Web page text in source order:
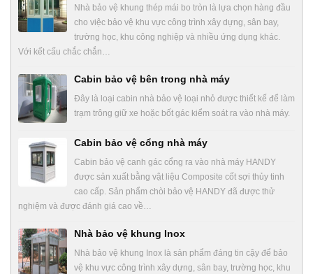
Nhà bảo vệ khung thép mái bo tròn là lựa chọn hàng đầu
cho việc bảo vệ khu vực công trình xây dựng, sân bay,
trường học, khu công nghiệp và nhiều ứng dụng khác.
Với kết cấu chắc chắn…
Cabin bảo vệ bên trong nhà máy
Đây là loại cabin nhà bảo vệ loại nhỏ được thiết kế để làm
trạm trông giữ xe hoặc bốt gác kiểm soát ra vào nhà máy.
Cabin bảo vệ cổng nhà máy
Cabin bảo vệ canh gác cổng ra vào nhà máy HANDY
được sản xuất bằng vật liệu Composite cốt sợi thủy tinh
cao cấp. Sản phẩm chòi bảo vệ HANDY đã được thử
nghiệm và được đánh giá cao về…
Nhà bảo vệ khung Inox
Nhà bảo vệ khung Inox là sản phẩm đáng tin cậy để bảo
vệ khu vực công trình xây dựng, sân bay, trường học, khu